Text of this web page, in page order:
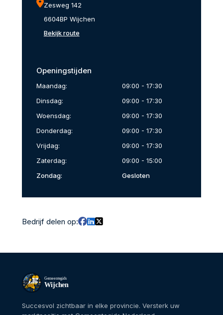
Zesweg 142
6604BP Wijchen
Bekijk route
Openingstijden
Maandag:
09:00 - 17:30
Dinsdag:
09:00 - 17:30
Woensdag:
09:00 - 17:30
Donderdag:
09:00 - 17:30
Vrijdag:
09:00 - 17:30
Zaterdag:
09:00 - 15:00
Zondag:
Gesloten
Bedrijf delen op:
Gemeentegids
Wijchen
Succesvol zichtbaar in elke provincie. Versterk uw